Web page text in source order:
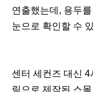
연출했는데, 용두
눈으로 확인할 수
센터 세컨즈 대신
링으로 제작된 스